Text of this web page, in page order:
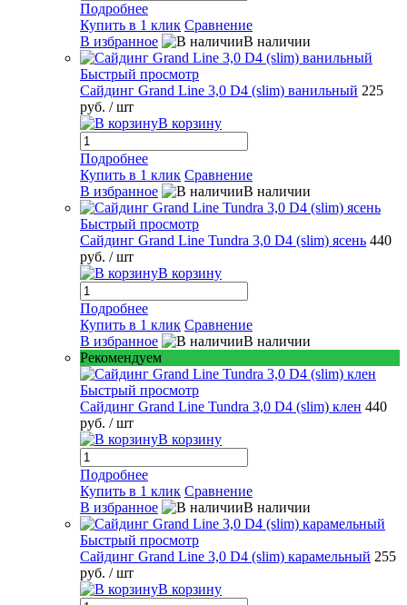
Подробнее
Купить в 1 клик Сравнение
В избранное
В наличии
Быстрый просмотр
Сайдинг Grand Line 3,0 D4 (slim) ванильный 225
руб. / шт
В корзину
Подробнее
Купить в 1 клик Сравнение
В избранное
В наличии
Быстрый просмотр
Сайдинг Grand Line Tundra 3,0 D4 (slim) ясень 440
руб. / шт
В корзину
Подробнее
Купить в 1 клик Сравнение
В избранное
В наличии
Рекомендуем
Быстрый просмотр
Сайдинг Grand Line Tundra 3,0 D4 (slim) клен 440
руб. / шт
В корзину
Подробнее
Купить в 1 клик Сравнение
В избранное
В наличии
Быстрый просмотр
Сайдинг Grand Line 3,0 D4 (slim) карамельный 255
руб. / шт
В корзину